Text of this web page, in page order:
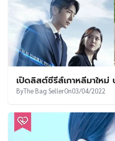
เปิดลิสต์ซีรีส์เกาหลีมาใหม่
ByThe Bag SellerOn03/04/2022